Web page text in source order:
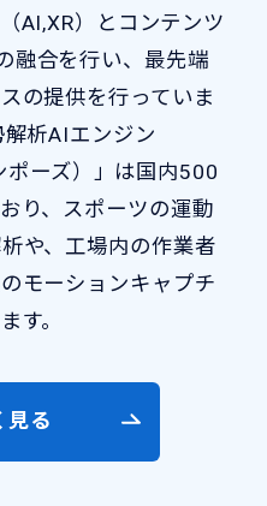
AI,XR）とコンテンツ
融合を行い、最先端
の提供を行っていま
析AIエンジン
ポーズ）」は国内500
り、スポーツの運動
や、工場内の作業者
モーションキャプチ
す。
見る